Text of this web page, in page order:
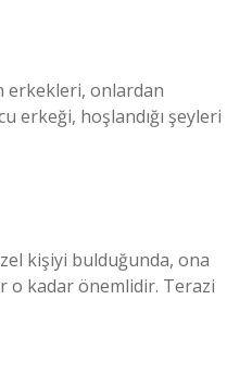
erkekleri, onlardan
erkeği, hoşlandığı şeyleri
kişiyi bulduğunda, ona
o kadar önemlidir. Terazi